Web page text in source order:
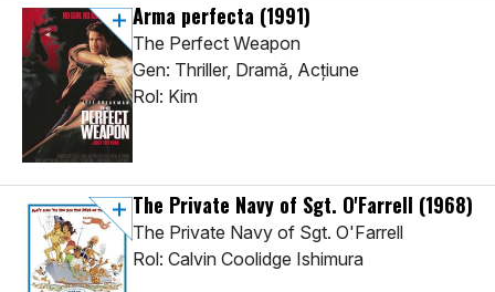
Arma perfecta (1991)
The Perfect Weapon
Gen: Thriller, Dramă, Acţiune
Rol: Kim
The Private Navy of Sgt. O'Farrell (1968)
The Private Navy of Sgt. O'Farrell
Rol: Calvin Coolidge Ishimura